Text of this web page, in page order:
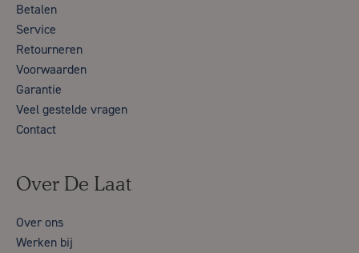
Betalen
Service
Retourneren
Voorwaarden
Garantie
Veel gestelde vragen
Contact
Over De Laat
Over ons
Werken bij